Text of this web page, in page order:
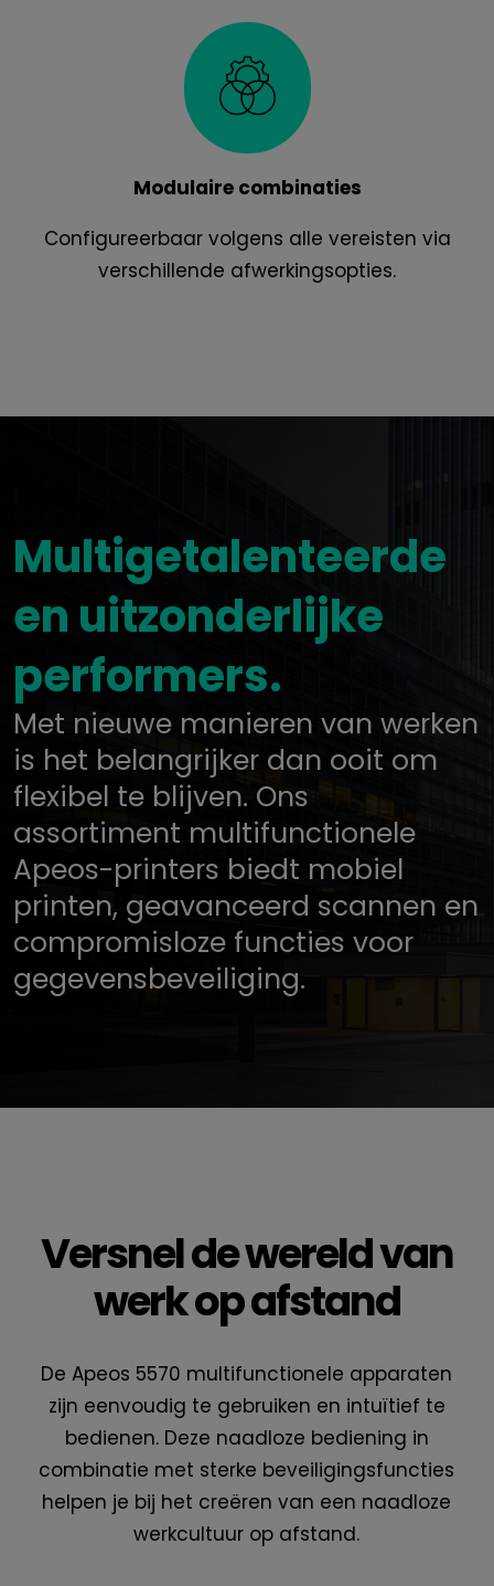
Modulaire combinaties
Configureerbaar volgens alle vereisten via
verschillende afwerkingsopties.
Multigetalenteerde
en uitzonderlijke
performers.
Met nieuwe manieren van werken
is het belangrijker dan ooit om
flexibel te blijven. Ons
assortiment multifunctionele
Apeos-printers biedt mobiel
printen, geavanceerd scannen en
compromisloze functies voor
gegevensbeveiliging.
Versnel de wereld van
werk op afstand
De Apeos 5570 multifunctionele apparaten
zijn eenvoudig te gebruiken en intuïtief te
bedienen. Deze naadloze bediening in
combinatie met sterke beveiligingsfuncties
helpen je bij het creëren van een naadloze
werkcultuur op afstand.